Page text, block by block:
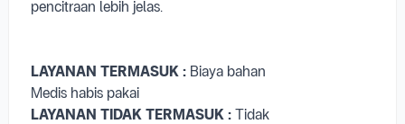
pencitraan lebih jelas.
LAYANAN TERMASUK : Biaya bahan
Medis habis pakai
LAYANAN TIDAK TERMASUK : Tidak